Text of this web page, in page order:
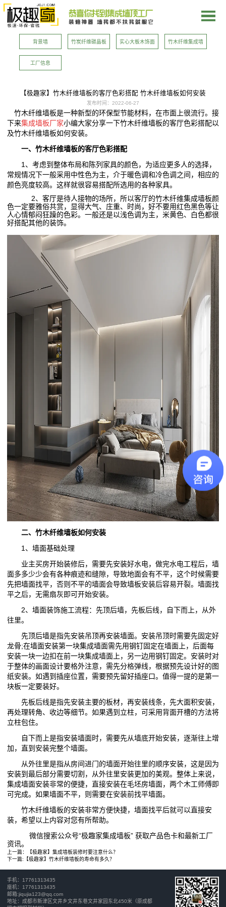
新闻资讯
NEWS INFORMATION
背景墙 竹炭纤维碳晶板 实心大板木饰面 竹木纤维集成墙
工厂信息
【极趣家】竹木纤维墙板的客厅色彩搭配 竹木纤维墙板如何安装
发布时间： 2022-06-27
竹木纤维墙板是一种新型的环保型节能材料，在市面上很流行。接
下来集成墙板厂家小编大家分享一下竹木纤维墙板的客厅色彩搭配以
及竹木纤维墙板如何安装。
一、竹木纤维墙板的客厅色彩搭配
1、考虑到整体布局和陈列家具的颜色，为适应更多人的选择，
常规情况下一般采用中性色为主，介于暖色调和冷色调之间，相应的
颜色亮度较高。这样就很容易搭配所选用的各种家具。
2、客厅是待人接物的场所，所以客厅的竹木纤维集成墙板颜
色一定要雅俗共赏，显得大气、庄重、时尚，好不要用红色黑色等让
人心情郁闷狂躁的色彩。一般还是以浅色调为主，米黄色、白色都很
好搭配其他的装饰。
二、竹木纤维墙板如何安装
1、墙面基础处理
业主买房开始装修后，需要先安装好水电，做完水电工程后，墙
面多多少少会有各种痕迹和缝隙，导致地面会有不平，这个时候需要
先把墙面找平，否则不平的墙面会导致墙板安装后容易开裂。墙面找
平之后，无需扇灰即可开始安装。
2、墙面装饰施工流程：先顶后墙，先板后线，自下而上，从外
往里。
先顶后墙是指先安装吊顶再安装墙面。安装吊顶时需要先固定好
龙骨;在墙面安装第一块集成墙面需先用钢钉固定在墙面上，后面每
安装一块一边扣在前一块集成墙面上，另一边用钢钉固定。安装时对
于整体的画面设计要格外注意，需先分格弹线，根据预先设计好的图
纸安装。如遇到插座位置，需要预先留好插座口。值得一提的是第一
块板一定要装好。
先板后线是指先安装主要的板材，再安装线条，先大面积安装，
再处理转角、收边等细节。如果遇到立柱，可采用背面开槽的方法将
立柱包住。
自下而上是指安装墙面时，需要先从墙底开始安装，逐渐往上增
加，直到安装完整个墙面。
从外往里是指从房间进门的墙面开始往里的顺序安装，这是因为
安装到最后部分需要切割，从外往里安装更加的美观。整体上来说，
集成墙面安装非常的便捷，直接安装在毛坯房墙面，两个木工师傅即
可完成。如果墙面不平，则需要在安装前找平墙面。
竹木纤维墙板的安装非常方便快捷，墙面找平后就可以直接安
装，希望以上内容对您有所帮助。
微信搜索公众号“极趣家集成墙板” 获取产品色卡和最新工厂
资讯。
上一篇：
【极趣家】集成墙板装修时要注意什么？
下一篇: 【极趣家】竹木纤维墙板的寿命有多久？
手机：17761313435
座机：17761313435
邮箱:jiqujia123@qq.com
地址：成都市新津区文井乡文井东巷文井家园东北450米（原成都